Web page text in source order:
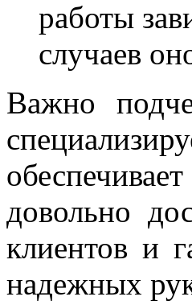
работы
случаев
Важно
довольно
клиентов и
надежных